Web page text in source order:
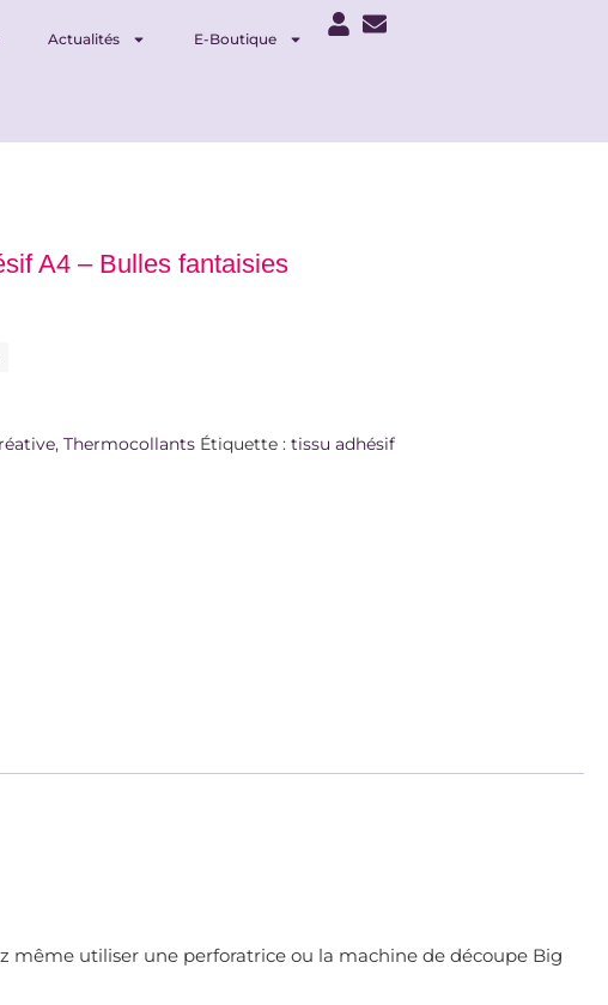
Actualités E-Boutique
A4 – Bulles fantaisies
, Thermocollants Étiquette : tissu adhésif
même utiliser une perforatrice ou la machine de découpe Big